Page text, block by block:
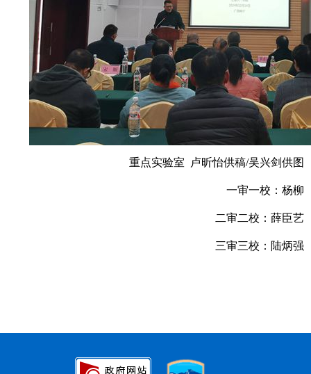
重点实验室 卢昕怡供稿/吴兴剑供图
一审一校：杨柳
二审二校：薛臣艺
三审三校：陆炳强